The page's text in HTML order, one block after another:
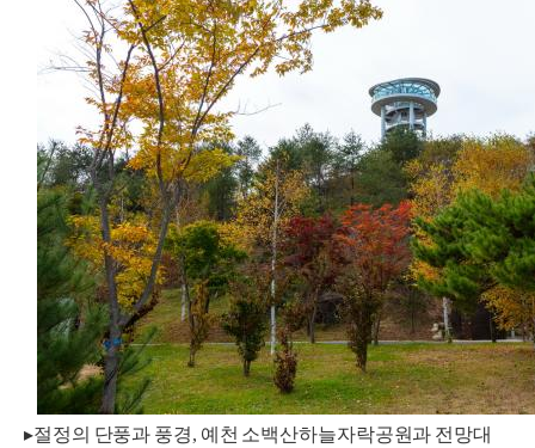
▸절정의 단풍과 풍경, 예천 소백산하늘자락공원과 전망대